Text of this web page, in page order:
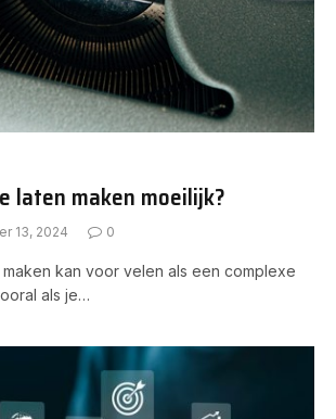
laten maken moeilijk?
13, 2024 0
kan voor velen als een complexe
als je…